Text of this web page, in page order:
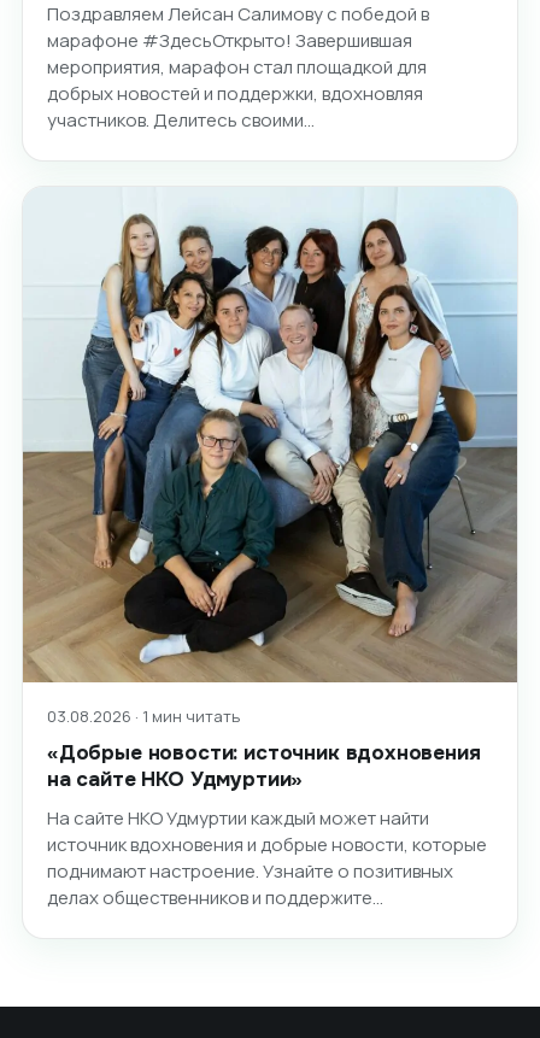
Поздравляем Лейсан Салимову с победой в
марафоне #ЗдесьОткрыто! Завершившая
мероприятия, марафон стал площадкой для
добрых новостей и поддержки, вдохновляя
участников. Делитесь своими…
03.08.2026 · 1 мин читать
«Добрые новости: источник вдохновения
на сайте НКО Удмуртии»
На сайте НКО Удмуртии каждый может найти
источник вдохновения и добрые новости, которые
поднимают настроение. Узнайте о позитивных
делах общественников и поддержите…